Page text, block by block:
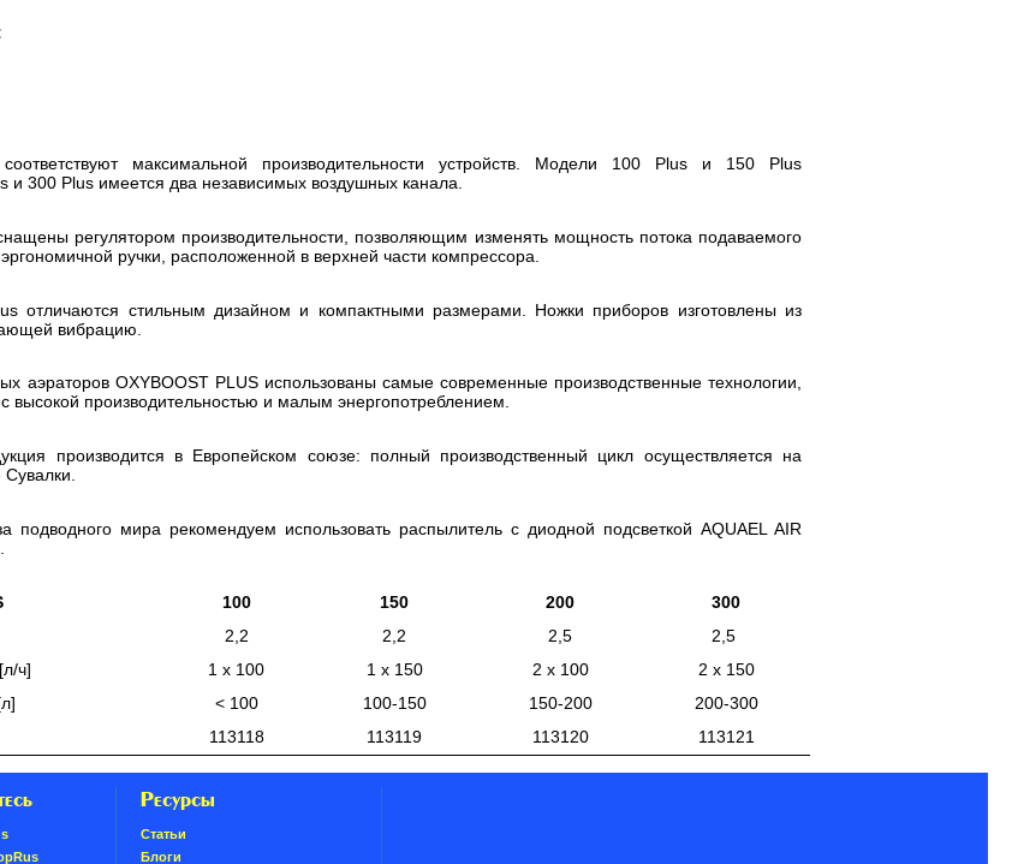
максимальной производительности устройств. Модели 100 Plus и 150 Plus
300 Plus имеется два независимых воздушных канала.
регулятором производительности, позволяющим изменять мощность потока подаваемого
ручки, расположенной в верхней части компрессора.
отличаются стильным дизайном и компактными размерами. Ножки приборов изготовлены из
вибрацию.
аэраторов OXYBOOST PLUS использованы самые современные производственные технологии,
высокой производительностью и малым энергопотреблением.
производится в Европейском союзе: полный производственный цикл осуществляется на
подводного мира рекомендуем использовать распылитель с диодной подсветкой AQUAEL AIR
100 150 200
300
2,2 2,2 2,5
2,5
ч]
1 x 100 1 x 150 2 x 100
2 x 150
< 100 100-150 150-200
200-300
113118 113119 113120 113121
Ресурсы
Статьи
Блоги